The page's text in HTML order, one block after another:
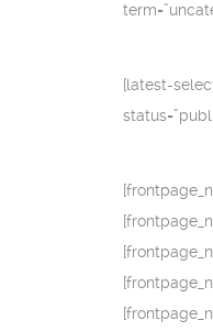
[latest-